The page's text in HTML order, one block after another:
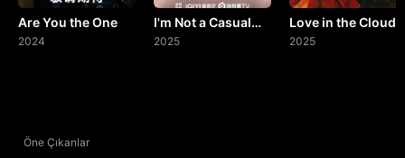
20. Bölüm
Are You the One
2024
I'm Not a Casual
Person
2025
Love in the Clouds
2025
Öne Çıkanlar